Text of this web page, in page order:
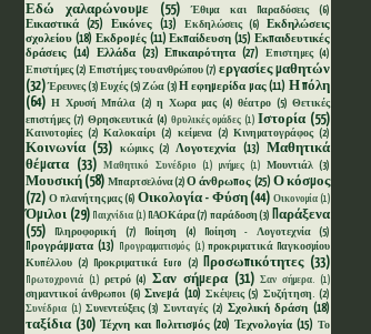
Εδώ χαλαρώνουμε (55) Έθιμα και Παραδόσεις (6)
Εικαστικά (25) Εικόνες (13) Εκδηλώσεις (6)
Εκδηλώσεις
σχολείου (18) Εκδρομές (11) Εκπαίδευση (15) Εκπαιδευτικές
δράσεις (14) Ελλάδα (23) Επικαιρότητα (27) Επιστημες (4)
Επιστήμες (2) Επιστήμες του ανθρώπου (7) εργασίες μαθητών
(32) Έρευνες (3) Ευχές (5) Ζώα (3) Η εφημερίδα μας (11) Η πόλη
(64)
Η Χρυσή Μπάλα (2) η Χωρα μας (4) θέατρο (5) Θετικές
επιστήμες (7) Θρησκευτικά (4) θρυλικές ομάδες (1) Ιστορία (55)
Καινοτομίες (2) Καλοκαίρι (2) κείμενα (2) Κινηματογράφος (2)
Κοινωνία (53) κώμικς (2) Λογοτεχνία (13)
Μαθητικά
θέματα
(33) Μαθητικό Συνέδριο (1) μνήμες (1) Μουντιάλ (3)
Μουσική (58) Μπαρτσελόνα(2) Ο άνθρωπος (25) Ο κόσμος
(72) Ο πλανήτης μας (6) Οικολογία - Φύση (44) Οικονομία (1)
Όμιλοι (29) Παιχνίδια (1) ΠΑΟΚάρα(7) παράδοση (3) Παράξενα
(55)
Πληροφορική (7) Ποίηση (4) Ποίηση - Λογοτεχνία (5)
Προγράμματα (13) Προγραμματισμός (1) προκριματικά Παγκοσμίου
Κυπέλλου (2) Προκριματικά Euro (2) Προσωπικότητες (33)
Πρωτοχρονιά (1) ρετρό (4) Σαν σήμερα (31) Σαν σήμερα. (1)
σημαντικοί άνθρωποι (6) Σινεμά (10) Σκέψεις (5) Συζήτηση. (2)
Συνέδρια (1) Συνεντεύξεις (3) Συνταγές (2) Σχολική δράση (18)
ταξίδια (30) Τέχνη και Πολιτισμός (20) Τεχνολογία (15) Το